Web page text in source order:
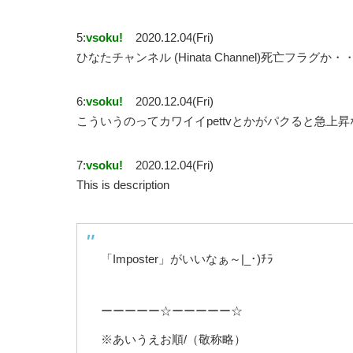
5:vsoku!
2020.12.04(Fri)
ひなたチャンネル (Hinata Channel)死亡フラグか・
6:vsoku!
2020.12.04(Fri)
こういうのってカワイイpettvとかがパクると急上昇
7:vsoku!
2020.12.04(Fri)
This is description
「Imposter」がいいなぁ～|_･)ﾁﾗ
ーーーーー☆ーーーーー☆
※あいうえお順/（敬称略）